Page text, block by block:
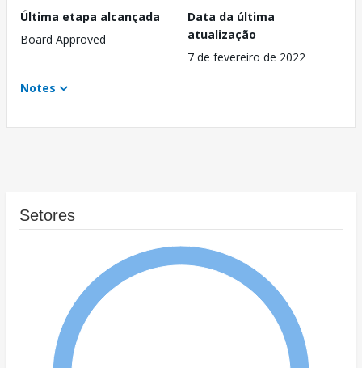
Última etapa alcançada
Board Approved
Data da última
atualização
7 de fevereiro de 2022
Notes
Setores